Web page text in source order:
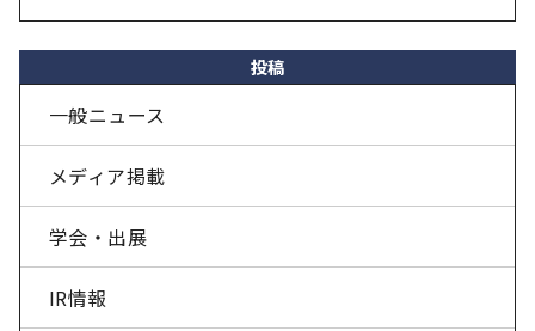
投稿
一般ニュース
メディア掲載
学会・出展
IR情報